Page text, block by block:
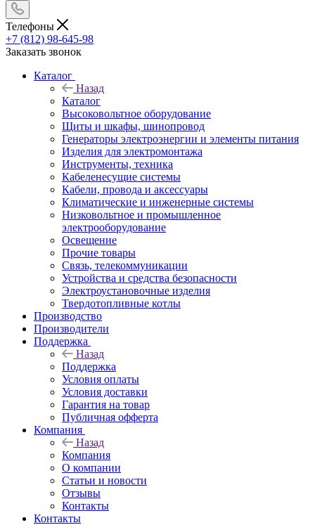
Телефоны
+7 (812) 98-645-98
Заказать звонок
Каталог
Назад
Каталог
Высоковольтное оборудование
Щиты и шкафы, шинопровод
Генераторы электроэнергии и элементы питания
Изделия для электромонтажа
Инструменты, техника
Кабеленесущие системы
Кабели, провода и аксессуары
Климатические и инженерные системы
Низковольтное и промышленное
электрооборудование
Освещение
Прочие товары
Связь, телекоммуникации
Устройства и средства безопасности
Электроустановочные изделия
Твердотопливные котлы
Производство
Производители
Поддержка
Назад
Поддержка
Условия оплаты
Условия доставки
Гарантия на товар
Публичная офферта
Компания
Назад
Компания
О компании
Статьи и новости
Отзывы
Контакты
Контакты